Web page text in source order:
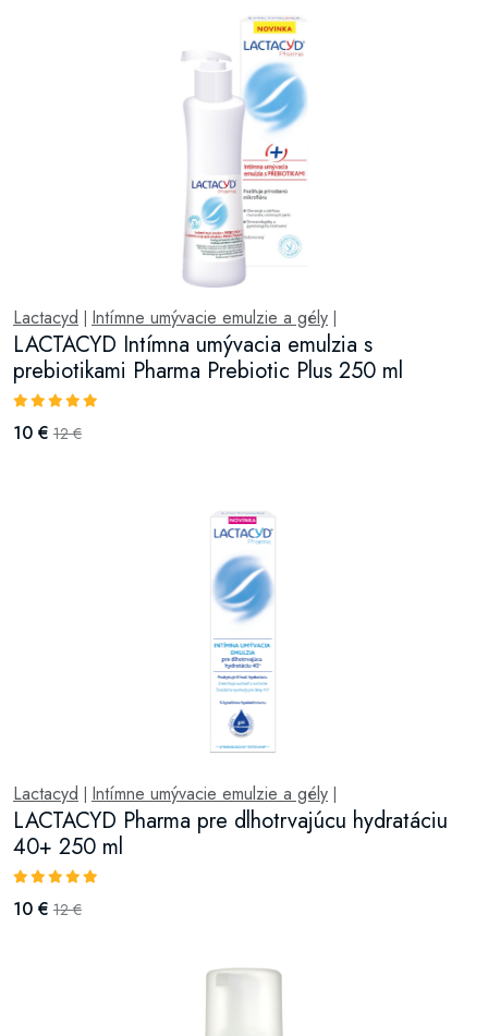
Lactacyd Intímne umývacie emulzie a gély
LACTACYD Intímna umývacia emulzia s
prebiotikami Pharma Prebiotic Plus 250 ml
10 € 12 €
Lactacyd Intímne umývacie emulzie a gély
LACTACYD Pharma pre dlhotrvajúcu hydratáciu
40+ 250 ml
10 € 12 €